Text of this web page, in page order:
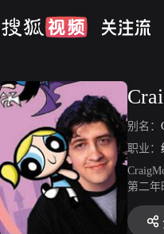
别名：
职业：
第二年